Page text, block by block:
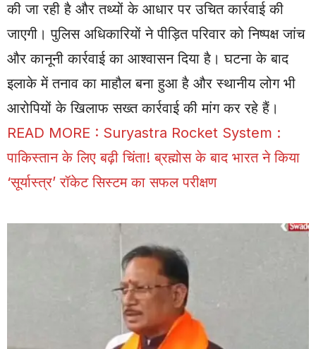
की जा रही है और तथ्यों के आधार पर उचित कार्रवाई की
जाएगी। पुलिस अधिकारियों ने पीड़ित परिवार को निष्पक्ष जांच
और कानूनी कार्रवाई का आश्वासन दिया है। घटना के बाद
इलाके में तनाव का माहौल बना हुआ है और स्थानीय लोग भी
आरोपियों के खिलाफ सख्त कार्रवाई की मांग कर रहे हैं।
READ MORE : Suryastra Rocket System :
पाकिस्तान के लिए बढ़ी चिंता! ब्रह्मोस के बाद भारत ने किया
‘सूर्यास्त्र’ रॉकेट सिस्टम का सफल परीक्षण